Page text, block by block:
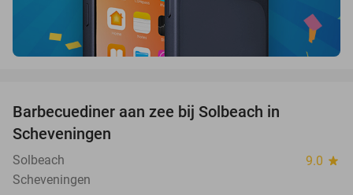
Barbecuediner aan zee bij Solbeach in
Scheveningen
Solbeach 9.0 star
Scheveningen